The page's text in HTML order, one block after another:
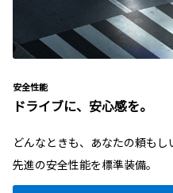
安全性能
ドライブに、安心感を。
どんなときも、あなたの頼もし
先進の安全性能を標準装備。